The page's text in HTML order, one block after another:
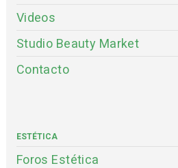
Videos
Studio Beauty Market
Contacto
ESTÉTICA
Foros Estética